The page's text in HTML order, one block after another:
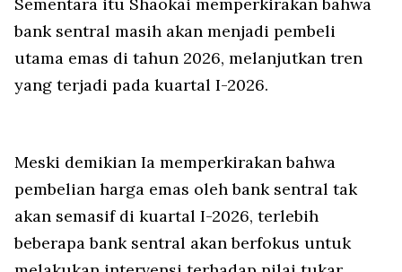
Sementara itu Shaokai memperkirakan bahwa
bank sentral masih akan menjadi pembeli
utama emas di tahun 2026, melanjutkan tren
yang terjadi pada kuartal I-2026.
Meski demikian Ia memperkirakan bahwa
pembelian harga emas oleh bank sentral tak
akan semasif di kuartal I-2026, terlebih
beberapa bank sentral akan berfokus untuk